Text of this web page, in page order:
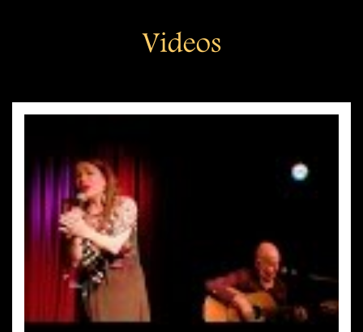
Videos